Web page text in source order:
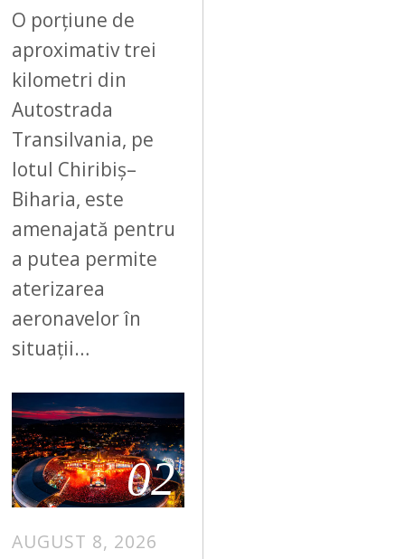
O porțiune de
aproximativ trei
kilometri din
Autostrada
Transilvania, pe
lotul Chiribiș–
Biharia, este
amenajată pentru
a putea permite
aterizarea
aeronavelor în
situații…
02
AUGUST 8, 2026